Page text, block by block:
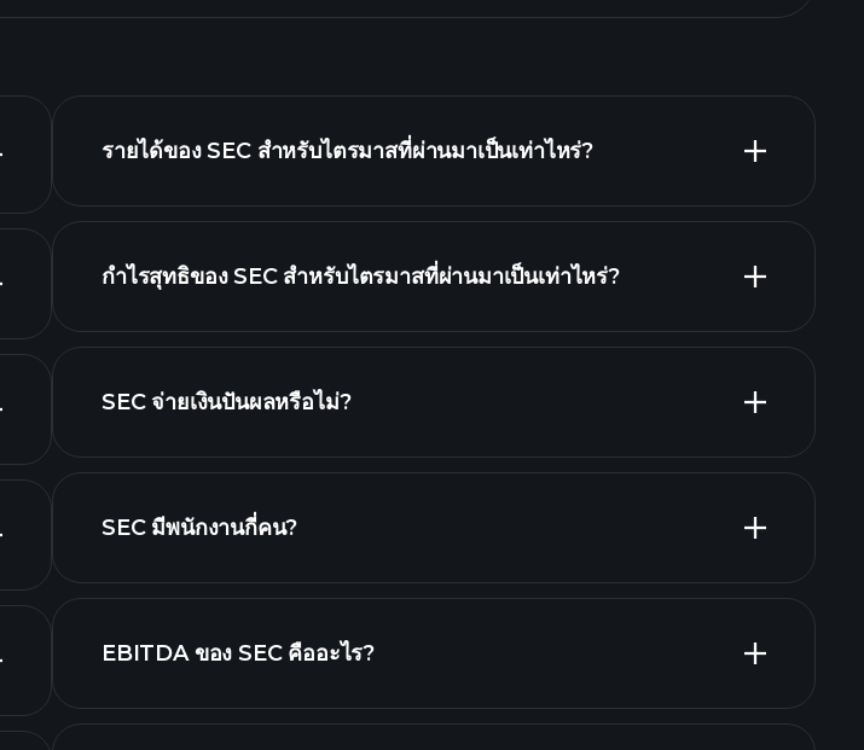
รายได้ของ SEC สำหรับไตรมาสที่ผ่านมาเป็นเท่าไหร่?
กำไรสุทธิของ SEC สำหรับไตรมาสที่ผ่านมาเป็นเท่าไหร่?
SEC จ่ายเงินปันผลหรือไม่?
หุ้นที่จ่ายเงินปันผลสูง
SEC มีพนักงานกี่คน?
นายจ้างที่ใหญ่ที่สุด
EBITDA ของ SEC คืออะไร?